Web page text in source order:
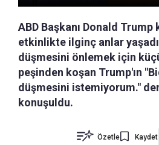
ABD Başkanı Donald Trump
etkinlikte ilginç anlar
düşmesini önlemek için
peşinden koşan Trump'ın
düşmesini istemiyorum."
konuşuldu.
Özetle Kaydet